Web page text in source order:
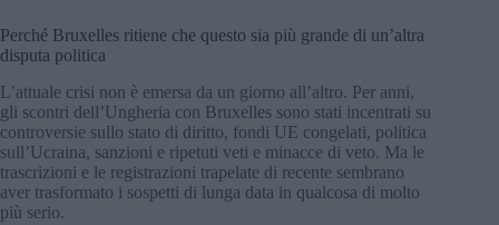
Perché Bruxelles ritiene che questo sia più grande di un’altra
disputa politica
L’attuale crisi non è emersa da un giorno all’altro. Per anni,
gli scontri dell’Ungheria con Bruxelles sono stati incentrati su
controversie sullo stato di diritto, fondi UE congelati, politica
sull’Ucraina, sanzioni e ripetuti veti e minacce di veto. Ma le
trascrizioni e le registrazioni trapelate di recente sembrano
aver trasformato i sospetti di lunga data in qualcosa di molto
più serio.